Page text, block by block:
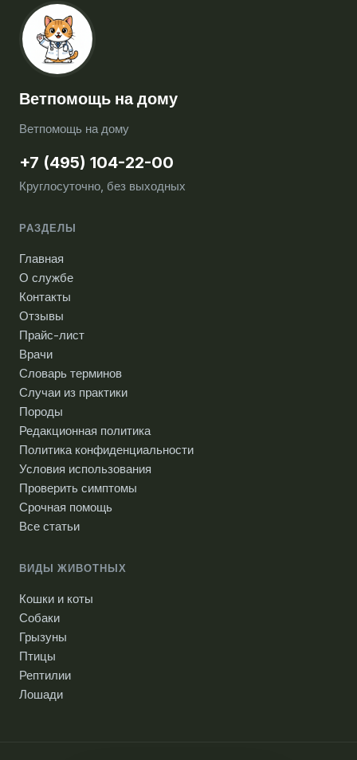
Ветпомощь на дому
Ветпомощь на дому
+7 (495) 104-22-00
Круглосуточно, без выходных
РАЗДЕЛЫ
Главная
О службе
Контакты
Отзывы
Прайс-лист
Врачи
Словарь терминов
Случаи из практики
Породы
Редакционная политика
Политика конфиденциальности
Условия использования
Проверить симптомы
Срочная помощь
Все статьи
ВИДЫ ЖИВОТНЫХ
Кошки и коты
Собаки
Грызуны
Птицы
Рептилии
Лошади